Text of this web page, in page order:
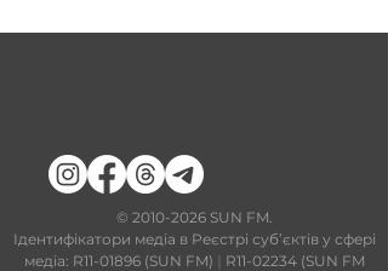
​© 2010-2026SUN FM.
Ідентифікатори медіа в Реєстрі суб’єктів у сфері
медіа: R11-01896 (SUN FM) | R11-02234 (SUN FM